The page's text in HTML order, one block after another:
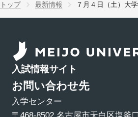
トップ 最新情報 ７月４日（土）大
入試情報サイト
お問い合わせ先
入学センター